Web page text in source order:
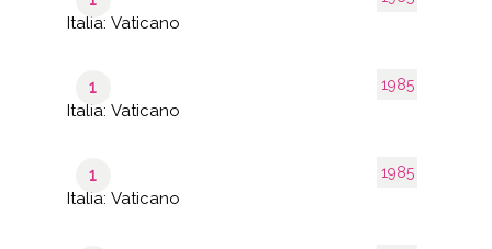
Italia: Vaticano
1985
1
Italia: Vaticano
1985
1
Italia: Vaticano